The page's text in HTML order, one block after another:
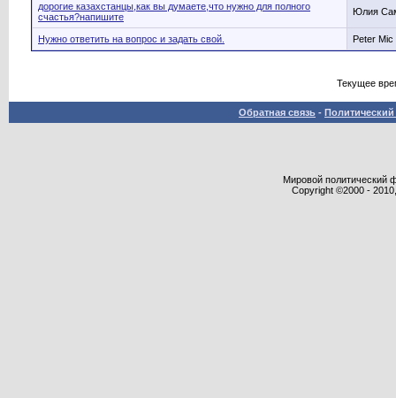
дорогие казахстанцы,как вы думаете,что нужно для полного
счастья?напишите
Юлия
Нужно ответить на вопрос и задать свой. Peter Mic
Текущее
Обратная связь -
Мировой политический
Copyright ©2000 -